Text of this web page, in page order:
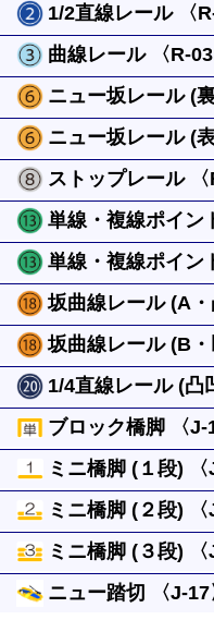
ですべてのレールの基本
1/2直線レール 〈
の長さのまっすぐなレー
曲線レール 〈R-03
半径は直線レール１本と
ニュー坂レール (
長さで橋脚ブロックの高
の決まりはありませんが、
ニュー坂レール (
長さで橋脚ブロックの高
の決まりはありませんが、
ストップレール 〈
たい場所で使います。レ
単線・複線ポイン
複線レールに分けるレー
単線・複線ポイン
複線レールに分けるレー
坂曲線レール (A・
長さで１本ずつ坂を作る
。
坂曲線レール (B・
長さで１本ずつ坂を作る
。
1/4直線レール (凸
の長さの真っすぐなレール
ブロック橋脚 〈J-
るときにレールをささえ
ミニ橋脚 (１段) 〈
において使います。４個
で表示しています。）
ミニ橋脚 (２段) 〈
において使います。４個
表示しています。）
ミニ橋脚 (３段) 〈
ニュー踏切 〈J-17